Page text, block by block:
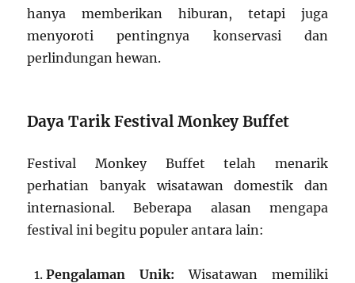
hanya memberikan hiburan, tetapi juga
menyoroti pentingnya konservasi dan
perlindungan hewan.
Daya Tarik Festival Monkey Buffet
Festival Monkey Buffet telah menarik
perhatian banyak wisatawan domestik dan
internasional. Beberapa alasan mengapa
festival ini begitu populer antara lain:
Pengalaman Unik: Wisatawan memiliki